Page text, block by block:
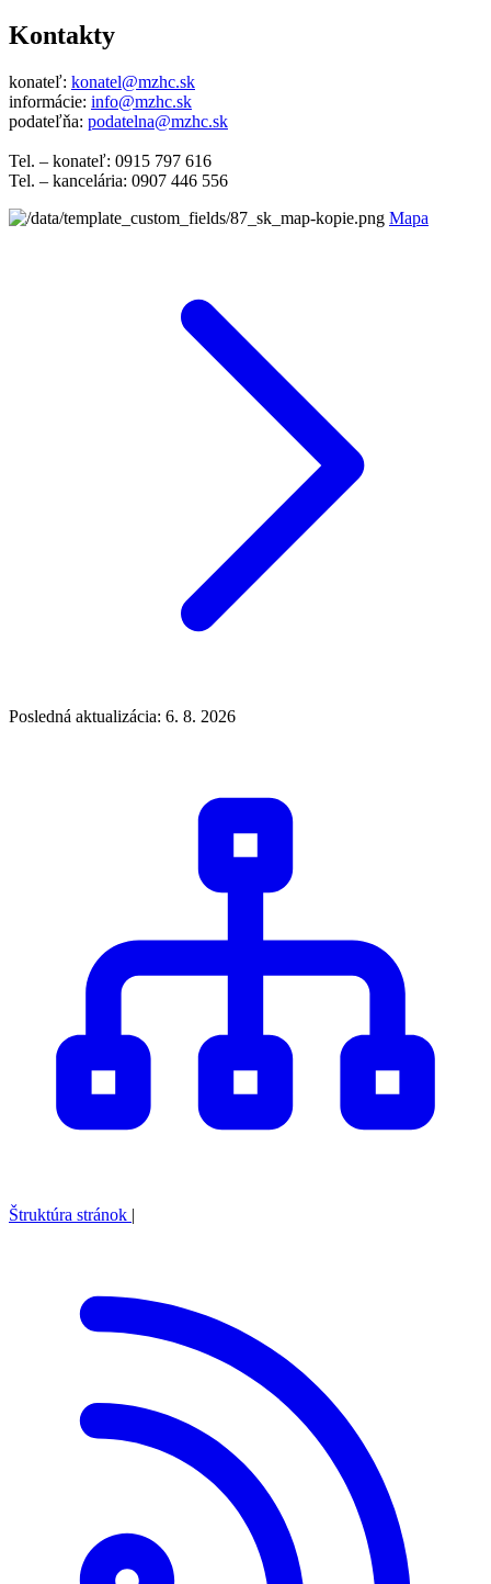
Kontakty
konateľ: konatel@mzhc.sk
informácie: info@mzhc.sk
podateľňa: podatelna@mzhc.sk
Tel. – konateľ: 0915 797 616
Tel. – kancelária: 0907 446 556
Mapa
Posledná aktualizácia: 6. 8. 2026
Štruktúra stránok |